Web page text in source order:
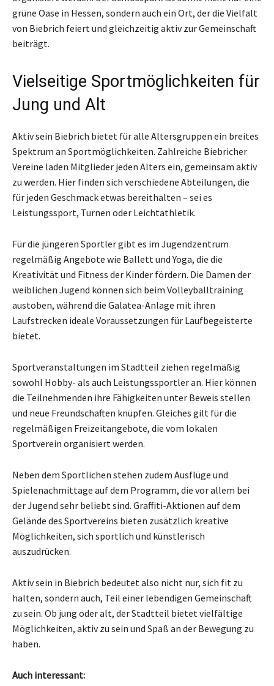
grüne Oase in Hessen, sondern auch ein Ort, der die Vielfalt
von Biebrich feiert und gleichzeitig aktiv zur Gemeinschaft
beiträgt.
Vielseitige Sportmöglichkeiten für
Jung und Alt
Aktiv sein Biebrich bietet für alle Altersgruppen ein breites
Spektrum an Sportmöglichkeiten. Zahlreiche Biebricher
Vereine laden Mitglieder jeden Alters ein, gemeinsam aktiv
zu werden. Hier finden sich verschiedene Abteilungen, die
für jeden Geschmack etwas bereithalten – sei es
Leistungssport, Turnen oder Leichtathletik.
Für die jüngeren Sportler gibt es im Jugendzentrum
regelmäßig Angebote wie Ballett und Yoga, die die
Kreativität und Fitness der Kinder fördern. Die Damen der
weiblichen Jugend können sich beim Volleyballtraining
austoben, während die Galatea-Anlage mit ihren
Laufstrecken ideale Voraussetzungen für Laufbegeisterte
bietet.
Sportveranstaltungen im Stadtteil ziehen regelmäßig
sowohl Hobby- als auch Leistungssportler an. Hier können
die Teilnehmenden ihre Fähigkeiten unter Beweis stellen
und neue Freundschaften knüpfen. Gleiches gilt für die
regelmäßigen Freizeitangebote, die vom lokalen
Sportverein organisiert werden.
Neben dem Sportlichen stehen zudem Ausflüge und
Spielenachmittage auf dem Programm, die vor allem bei
der Jugend sehr beliebt sind. Graffiti-Aktionen auf dem
Gelände des Sportvereins bieten zusätzlich kreative
Möglichkeiten, sich sportlich und künstlerisch
auszudrücken.
Aktiv sein in Biebrich bedeutet also nicht nur, sich fit zu
halten, sondern auch, Teil einer lebendigen Gemeinschaft
zu sein. Ob jung oder alt, der Stadtteil bietet vielfältige
Möglichkeiten, aktiv zu sein und Spaß an der Bewegung zu
haben.
Auch interessant: